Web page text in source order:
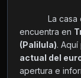
encuentra en
(Palilula).
actual del
apertura e